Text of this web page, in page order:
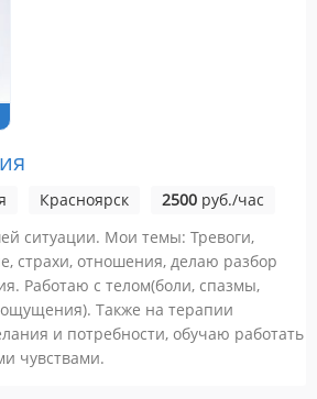
Красноярск 2500 руб./час
ситуации. Мои темы: Тревоги,
страхи, отношения, делаю разбор
Работаю с телом(боли, спазмы,
Также на терапии
и потребности, обучаю работать
чувствами.